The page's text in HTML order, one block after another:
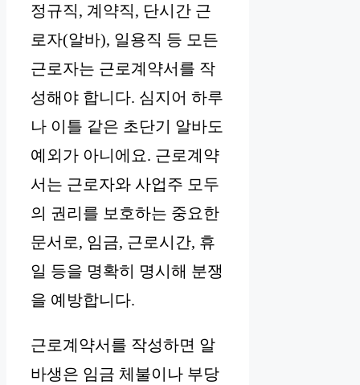
정규직, 계약직, 단시간 근
로자(알바), 일용직 등 모든
근로자는 근로계약서를 작
성해야 합니다. 심지어 하루
나 이틀 같은 초단기 알바도
예외가 아니에요. 근로계약
서는 근로자와 사업주 모두
의 권리를 보호하는 중요한
문서로, 임금, 근로시간, 휴
일 등을 명확히 명시해 분쟁
을 예방합니다.
근로계약서를 작성하면 알
바생은 임금 체불이나 부당